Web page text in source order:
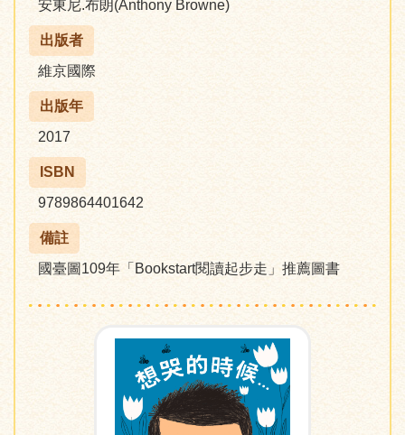
安東尼.布朗(Anthony Browne)
出版者
維京國際
出版年
2017
ISBN
9789864401642
備註
國臺圖109年「Bookstart閱讀起步走」推薦圖書